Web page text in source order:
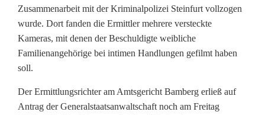
v
o
n
i
Zusammenarbeit mit der Kriminalpolizei Steinfurt vollzogen
wurde. Dort fanden die Ermittler mehrere versteckte
Kameras, mit denen der Beschuldigte weibliche
Familienangehörige bei intimen Handlungen gefilmt haben
soll.
Der Ermittlungsrichter am Amtsgericht Bamberg erließ auf
Antrag der Generalstaatsanwaltschaft noch am Freitag